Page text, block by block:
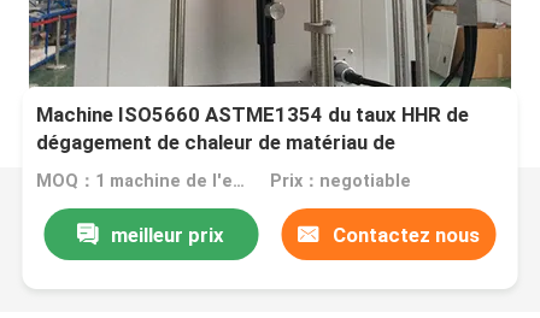
Machine ISO5660 ASTME1354 du taux HHR de
dégagement de chaleur de matériau de
construction du TDC
MOQ：1 machine de l'ensemble HHR Prix：negotiable
meilleur prix Contactez nous